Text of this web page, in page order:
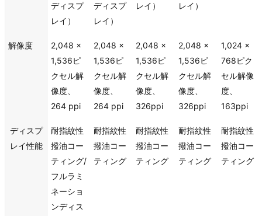
ディスプ
レイ）
ディスプ
レイ）
レイ）
レイ）
解像度
2,048 x
1,536ピ
クセル解
像度、
264 ppi
2,048 x
1,536ピ
クセル解
像度、
264 ppi
2,048 x
1,536ピ
クセル解
像度、
326ppi
2,048 x
1,536ピ
クセル解
像度、
326ppi
1,024 x
768ピク
セル解像
度、
163ppi
ディスプ
レイ性能
耐指紋性
撥油コー
ティン グ/
フルラミ
ネーショ
ンディス
耐指紋性
撥油コー
ティン グ
耐指紋性
撥油コー
ティン グ
耐指紋性
撥油コー
ティン グ
耐指紋性
撥油コー
ティン グ